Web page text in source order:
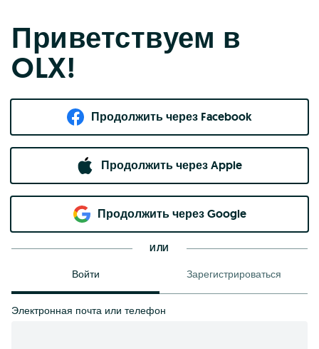
Приветствуем в
OLX!
Продолжить через Facebook
Продолжить через Apple
Продолжить через Google
ИЛИ
Войти Зарегистрироваться
Электронная почта или телефон